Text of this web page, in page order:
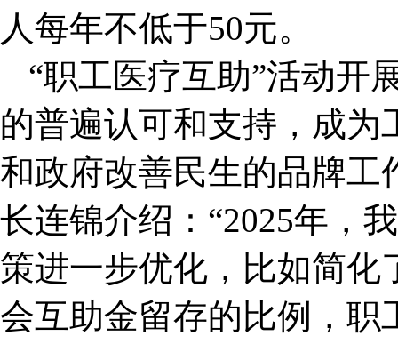
人每年不低于50元。
“职工医疗互助”活动开
的普遍认可和支持，成
和政府改善民生的品牌工
长连锦介绍：“2025年，
策进一步优化，比如简化
会互助金留存的比例，职